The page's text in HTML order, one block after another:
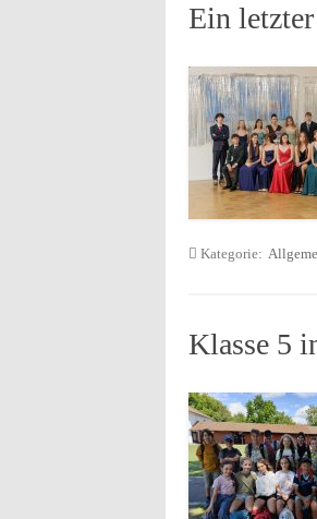
Ein
Kategorie:
Klasse 5